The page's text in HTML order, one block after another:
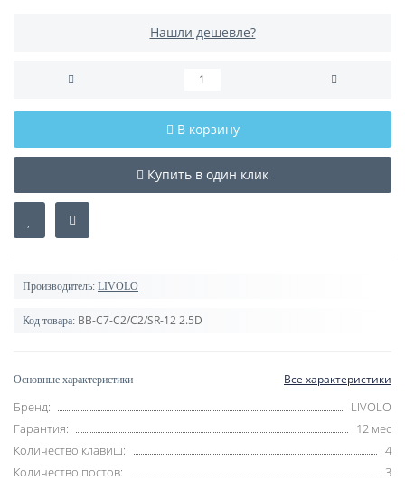
Нашли дешевле?
В корзину
Купить в один клик
Производитель: LIVOLO
Код товара: BB-C7-C2/C2/SR-12 2.5D
Основные характеристики Все характеристики
Бренд:
LIVOLO
Гарантия:
12 мес
Количество клавиш:
4
Количество постов:
3